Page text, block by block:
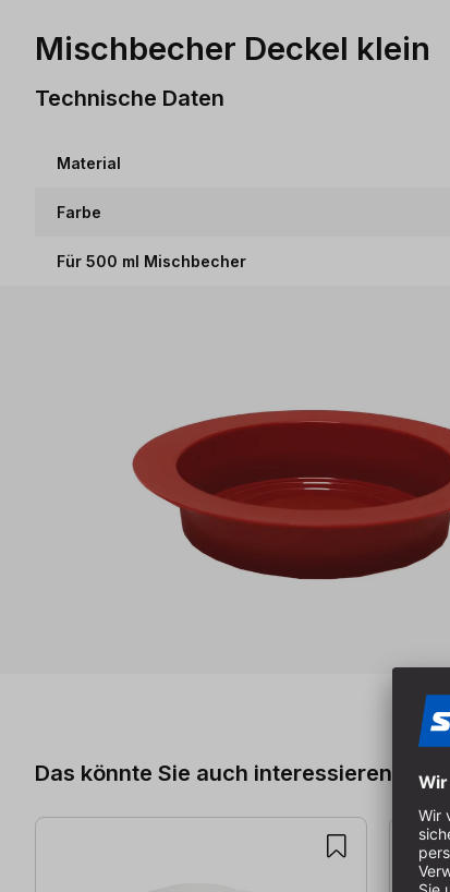
Mischbecher Deckel klein
Technische Daten
Material
Farbe
Für 500 ml Mischbecher
Das könnte Sie auch interessieren